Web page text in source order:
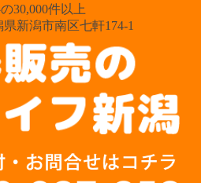
30,000件以上
県新潟市南区七軒174-1